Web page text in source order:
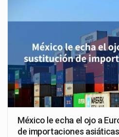
México le echa el ojo a
de importaciones asiáticas